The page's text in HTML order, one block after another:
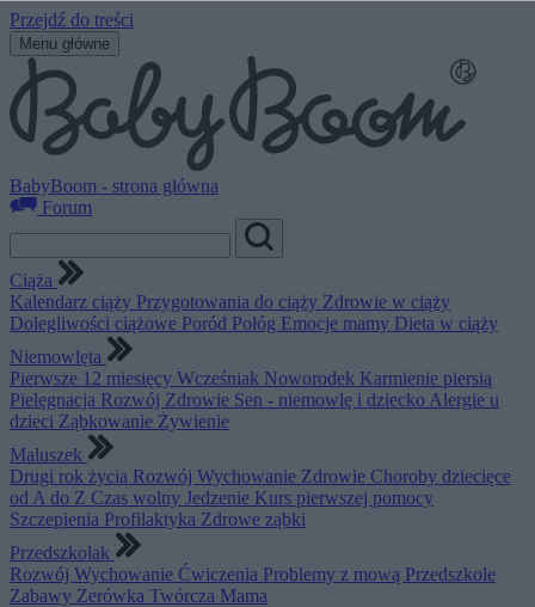
Przejdź do treści
Menu główne
BabyBoom - strona główna
Forum
Ciąża
Kalendarz ciąży Przygotowania do ciąży Zdrowie w ciąży
Dolegliwości ciążowe Poród Połóg Emocje mamy Dieta w ciąży
Niemowlęta
Pierwsze 12 miesięcy Wcześniak Noworodek Karmienie piersią
Pielęgnacja Rozwój Zdrowie Sen - niemowlę i dziecko Alergie u
dzieci Ząbkowanie Żywienie
Maluszek
Drugi rok życia Rozwój Wychowanie Zdrowie Choroby dziecięce
od A do Z Czas wolny Jedzenie Kurs pierwszej pomocy
Szczepienia Profilaktyka Zdrowe ząbki
Przedszkolak
Rozwój Wychowanie Ćwiczenia Problemy z mową Przedszkole
Zabawy Zerówka Twórcza Mama